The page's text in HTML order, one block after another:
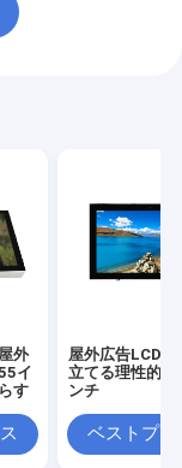
外
イ
す
屋外広告LCDの
立てる理性的
ンチ
ベストプラ